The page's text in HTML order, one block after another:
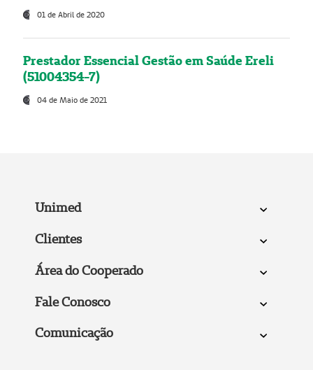
01 de Abril de 2020
Prestador Essencial Gestão em Saúde Ereli
(51004354-7)
04 de Maio de 2021
Unimed
Clientes
Área do Cooperado
Fale Conosco
Comunicação